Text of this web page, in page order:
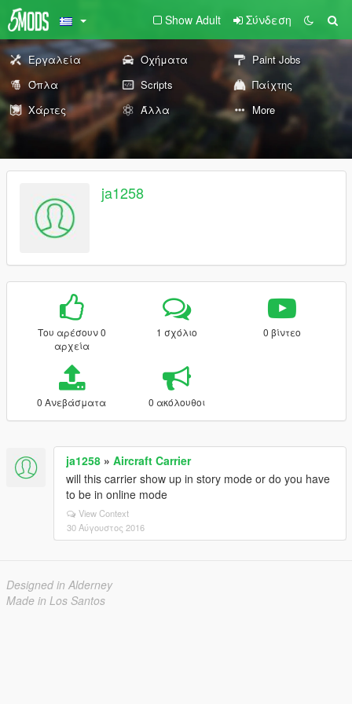
Show Adult Σύνδεση
Εργαλεία Οχήματα
Paint Jobs
Όπλα
Scripts
Παίχτης
Χάρτες
Άλλα More
ja1258
Του αρέσουν 0
αρχεία
1 σχόλιο 0 βίντεο
0 Ανεβάσματα 0 ακόλουθοι
ja1258 » Aircraft Carrier
will this carrier show up in story mode or do you have
to be in online mode
View Context
30 Αύγουστος 2016
Designed in Alderney
Made in Los Santos